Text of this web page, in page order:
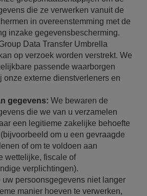
die ze verwerken vanuit de
in overeenstemming met de
inzake gegevensbescherming.
Data Transfer Umbrella
op verzoek worden verstrekt. We
passende waarborgen
onze externe dienstverleners en
gegevens: We bewaren de
die we van u verzamelen
een legitieme zakelijke behoefte
om u een gevraagde
of om te voldoen aan
wettelijke, fiscale of
verplichtingen).
uw persoonsgegevens niet langer
manier hoeven te verwerken,